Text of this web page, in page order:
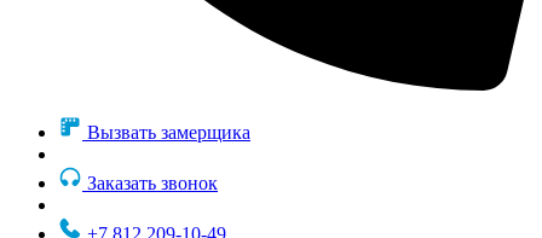
Вызвать замерщика
Заказать звонок
+7 812 209-10-49